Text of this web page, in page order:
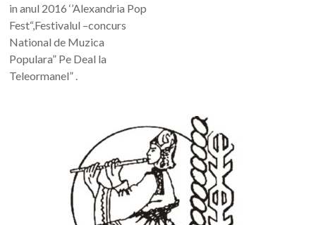
in anul 2016 ‘’Alexandria Pop
Fest“,Festivalul –concurs
National de Muzica
Populara” Pe Deal la
Teleormanel” .